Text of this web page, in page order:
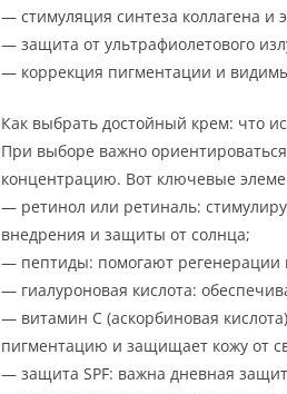
— стимуляция синтеза коллагена и
— защита от ультрафиолетового
— коррекция пигментации и
Как выбрать достойный крем: что
При выборе важно
концентрацию. Вот ключевые
— ретинол или ретиналь:
внедрения и защиты от солнца;
— пептиды: помогают регенерации
— гиалуроновая кислота:
— витамин C (аскорбиновая
пигментацию и защищает кожу от
— защита SPF: важна дневная